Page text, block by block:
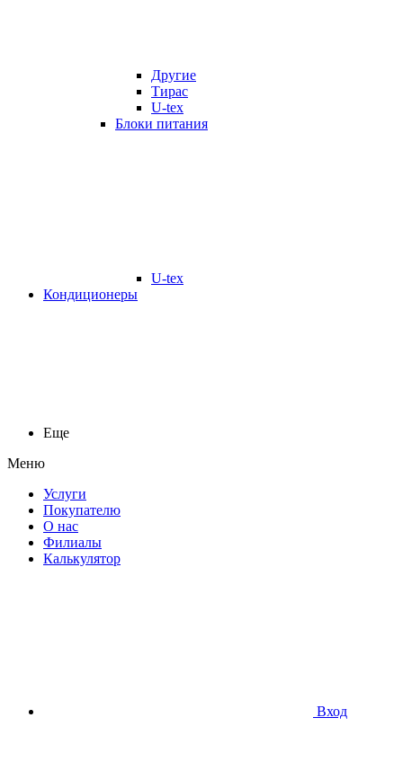
Другие
Тирас
U-tex
Блоки питания
U-tex
Кондиционеры
Еще
Меню
Услуги
Покупателю
О нас
Филиалы
Калькулятор
Вход